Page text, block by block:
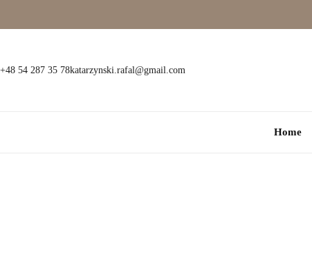
+48 54 287 35 78katarzynski.rafal@gmail.com
Home